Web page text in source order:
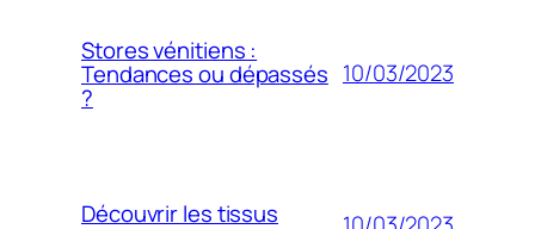
Stores vénitiens :
Tendances ou dépassés
?
10/03/2023
Découvrir les tissus